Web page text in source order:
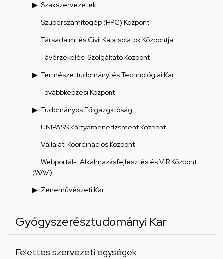
Szakszervezetek
Szuperszámítógép (HPC) Központ
Társadalmi és Civil Kapcsolatok Központja
Távérzékelési Szolgáltató Központ
Természettudományi és Technológiai Kar
Továbbképzési Központ
Tudományos Főigazgatóság
UNIPASS Kártyamenedzsment Központ
Vállalati Koordinációs Központ
Webportál-, Alkalmazásfejlesztés és VIR Központ
(WAV)
Zeneművészeti Kar
Gyógyszerésztudományi Kar
Felettes szervezeti egységek